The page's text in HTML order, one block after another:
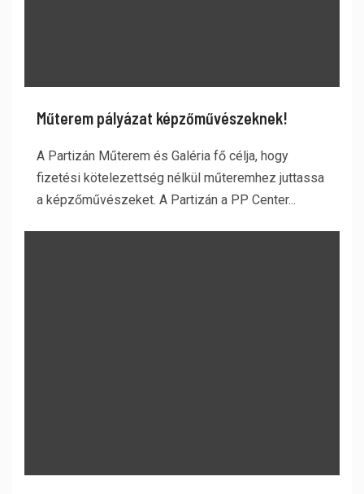
Műterem pályázat képzőművészeknek!
A Partizán Műterem és Galéria fő célja, hogy
fizetési kötelezettség nélkül műteremhez juttassa
a képzőművészeket. A Partizán a PP Center...